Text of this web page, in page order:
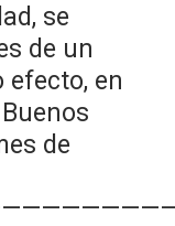
se
de un
en
de